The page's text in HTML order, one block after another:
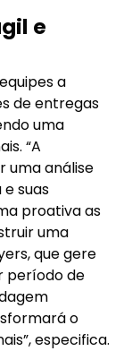
e
a
de entregas
uma
“A
uma análise
suas
proativa as
uma
que gere
período de
o
especifica.